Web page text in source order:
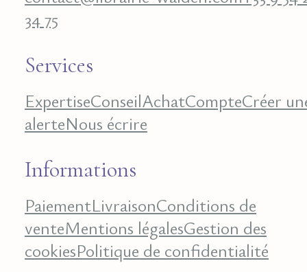
34 75
Services
ExpertiseConseilAchatCompteCréer
alerteNous écrire
Informations
PaiementLivraisonConditions de
venteMentions légalesGestion des
cookiesPolitique de confidentialité